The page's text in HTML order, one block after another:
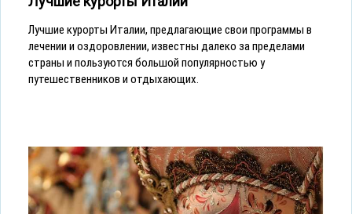
Лучшие курорты Италии, предлагающие свои программы в
лечении и оздоровлении, известны далеко за пределами
страны и пользуются большой популярностью у
путешественников и отдыхающих.